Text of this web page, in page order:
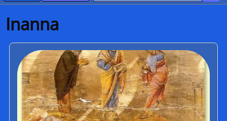
HOME
DeclassificatiNC
Turismo Progetti
Projects Missions
Inanna